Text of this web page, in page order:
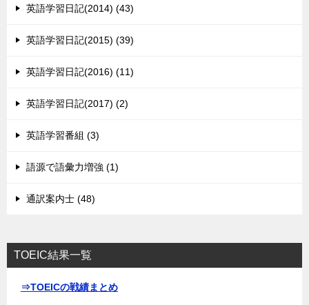
英語学習日記(2014) (43)
英語学習日記(2015) (39)
英語学習日記(2016) (11)
英語学習日記(2017) (2)
英語学習番組 (3)
語源で語彙力増強 (1)
通訳案内士 (48)
TOEIC結果一覧
⇒TOEICの戦績まとめ